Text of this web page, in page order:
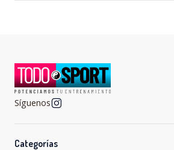
Síguenos
Categorías